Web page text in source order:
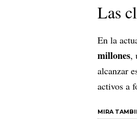
Las
En la
millones,
alcanzar
activos a
MIRA